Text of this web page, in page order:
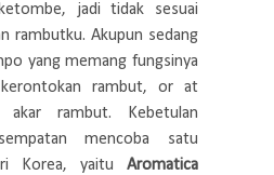
jadi tidak sesuai
rambutku. Akupun sedang
yang memang fungsinya
rambut, or at
akar rambut. Kebetulan
mencoba satu
Korea, yaitu Aromatica